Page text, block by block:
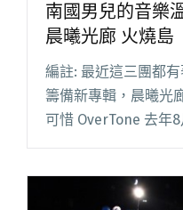
南國男兒的音樂
晨曦光廊 火燒島
編註: 最近這三團都
籌備新專輯，晨曦光
可惜 OverTone 去年
他們都能完成自己想
大團的帥氣表閱讀全